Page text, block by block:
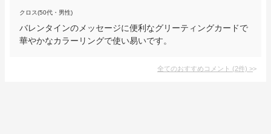
クロス(50代・男性)
バレンタインのメッセージに便利なグリーティングカードで
華やかなカラーリングで使い易いです。
全てのおすすめコメント (2件) >